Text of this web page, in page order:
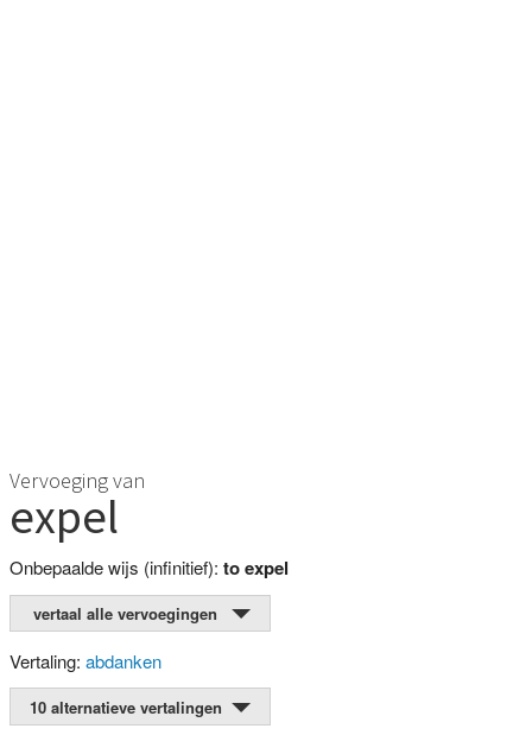
Vervoeging van
expel
Onbepaalde wijs (infinitief): to expel
vertaal alle vervoegingen
Vertaling: abdanken
10 alternatieve vertalingen